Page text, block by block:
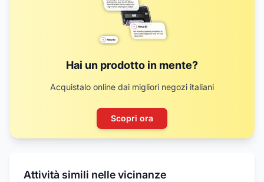
Hai un prodotto in mente?
Acquistalo online dai migliori negozi italiani
Scopri ora
Attività simili nelle vicinanze